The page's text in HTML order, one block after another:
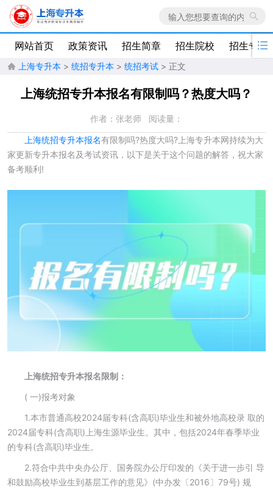
网站首页 政策资讯 招生简章 招生院校 招生专业

 上海专升本 > 统招专升本 > 统招考试 > 正文
上海统招专升本报名有限制吗？热度大吗？
作者：张老师 阅读量：
上海统招专升本报名有限制吗?热度大吗?上海专升本网持续为大
家更新专升本报名及考试资讯，以下是关于这个问题的解答，祝大家
备考顺利!
上海统招专升本报名限制：
( 一)报考对象
1.本市普通高校2024届专科(含高职)毕业生和被外地高校录 取的
2024届专科(含高职)上海生源毕业生。其中，包括2024年春季毕业
的专科(含高职)毕业生。
2.符合中共中央办公厅、国务院办公厅印发的《关于进一步引 导
和鼓励高校毕业生到基层工作的意见》(中办发〔2016〕79号) 规